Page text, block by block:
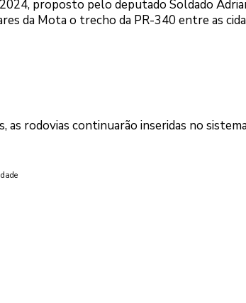
proposto pelo deputado Soldado
da Mota o trecho da PR-340 entre as
rodovias continuarão inseridas no